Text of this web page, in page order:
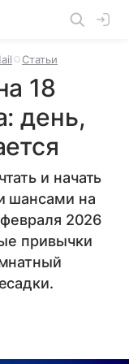
Статьи
18
день,
и начать
шансами на
2026
привычки